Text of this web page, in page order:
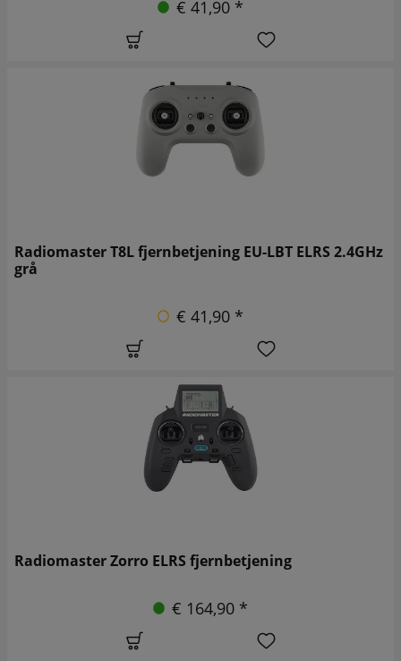
€ 41,90 *
Radiomaster T8L fjernbetjening EU-LBT ELRS 2.4GHz
grå
€ 41,90 *
Radiomaster Zorro ELRS fjernbetjening
€ 164,90 *